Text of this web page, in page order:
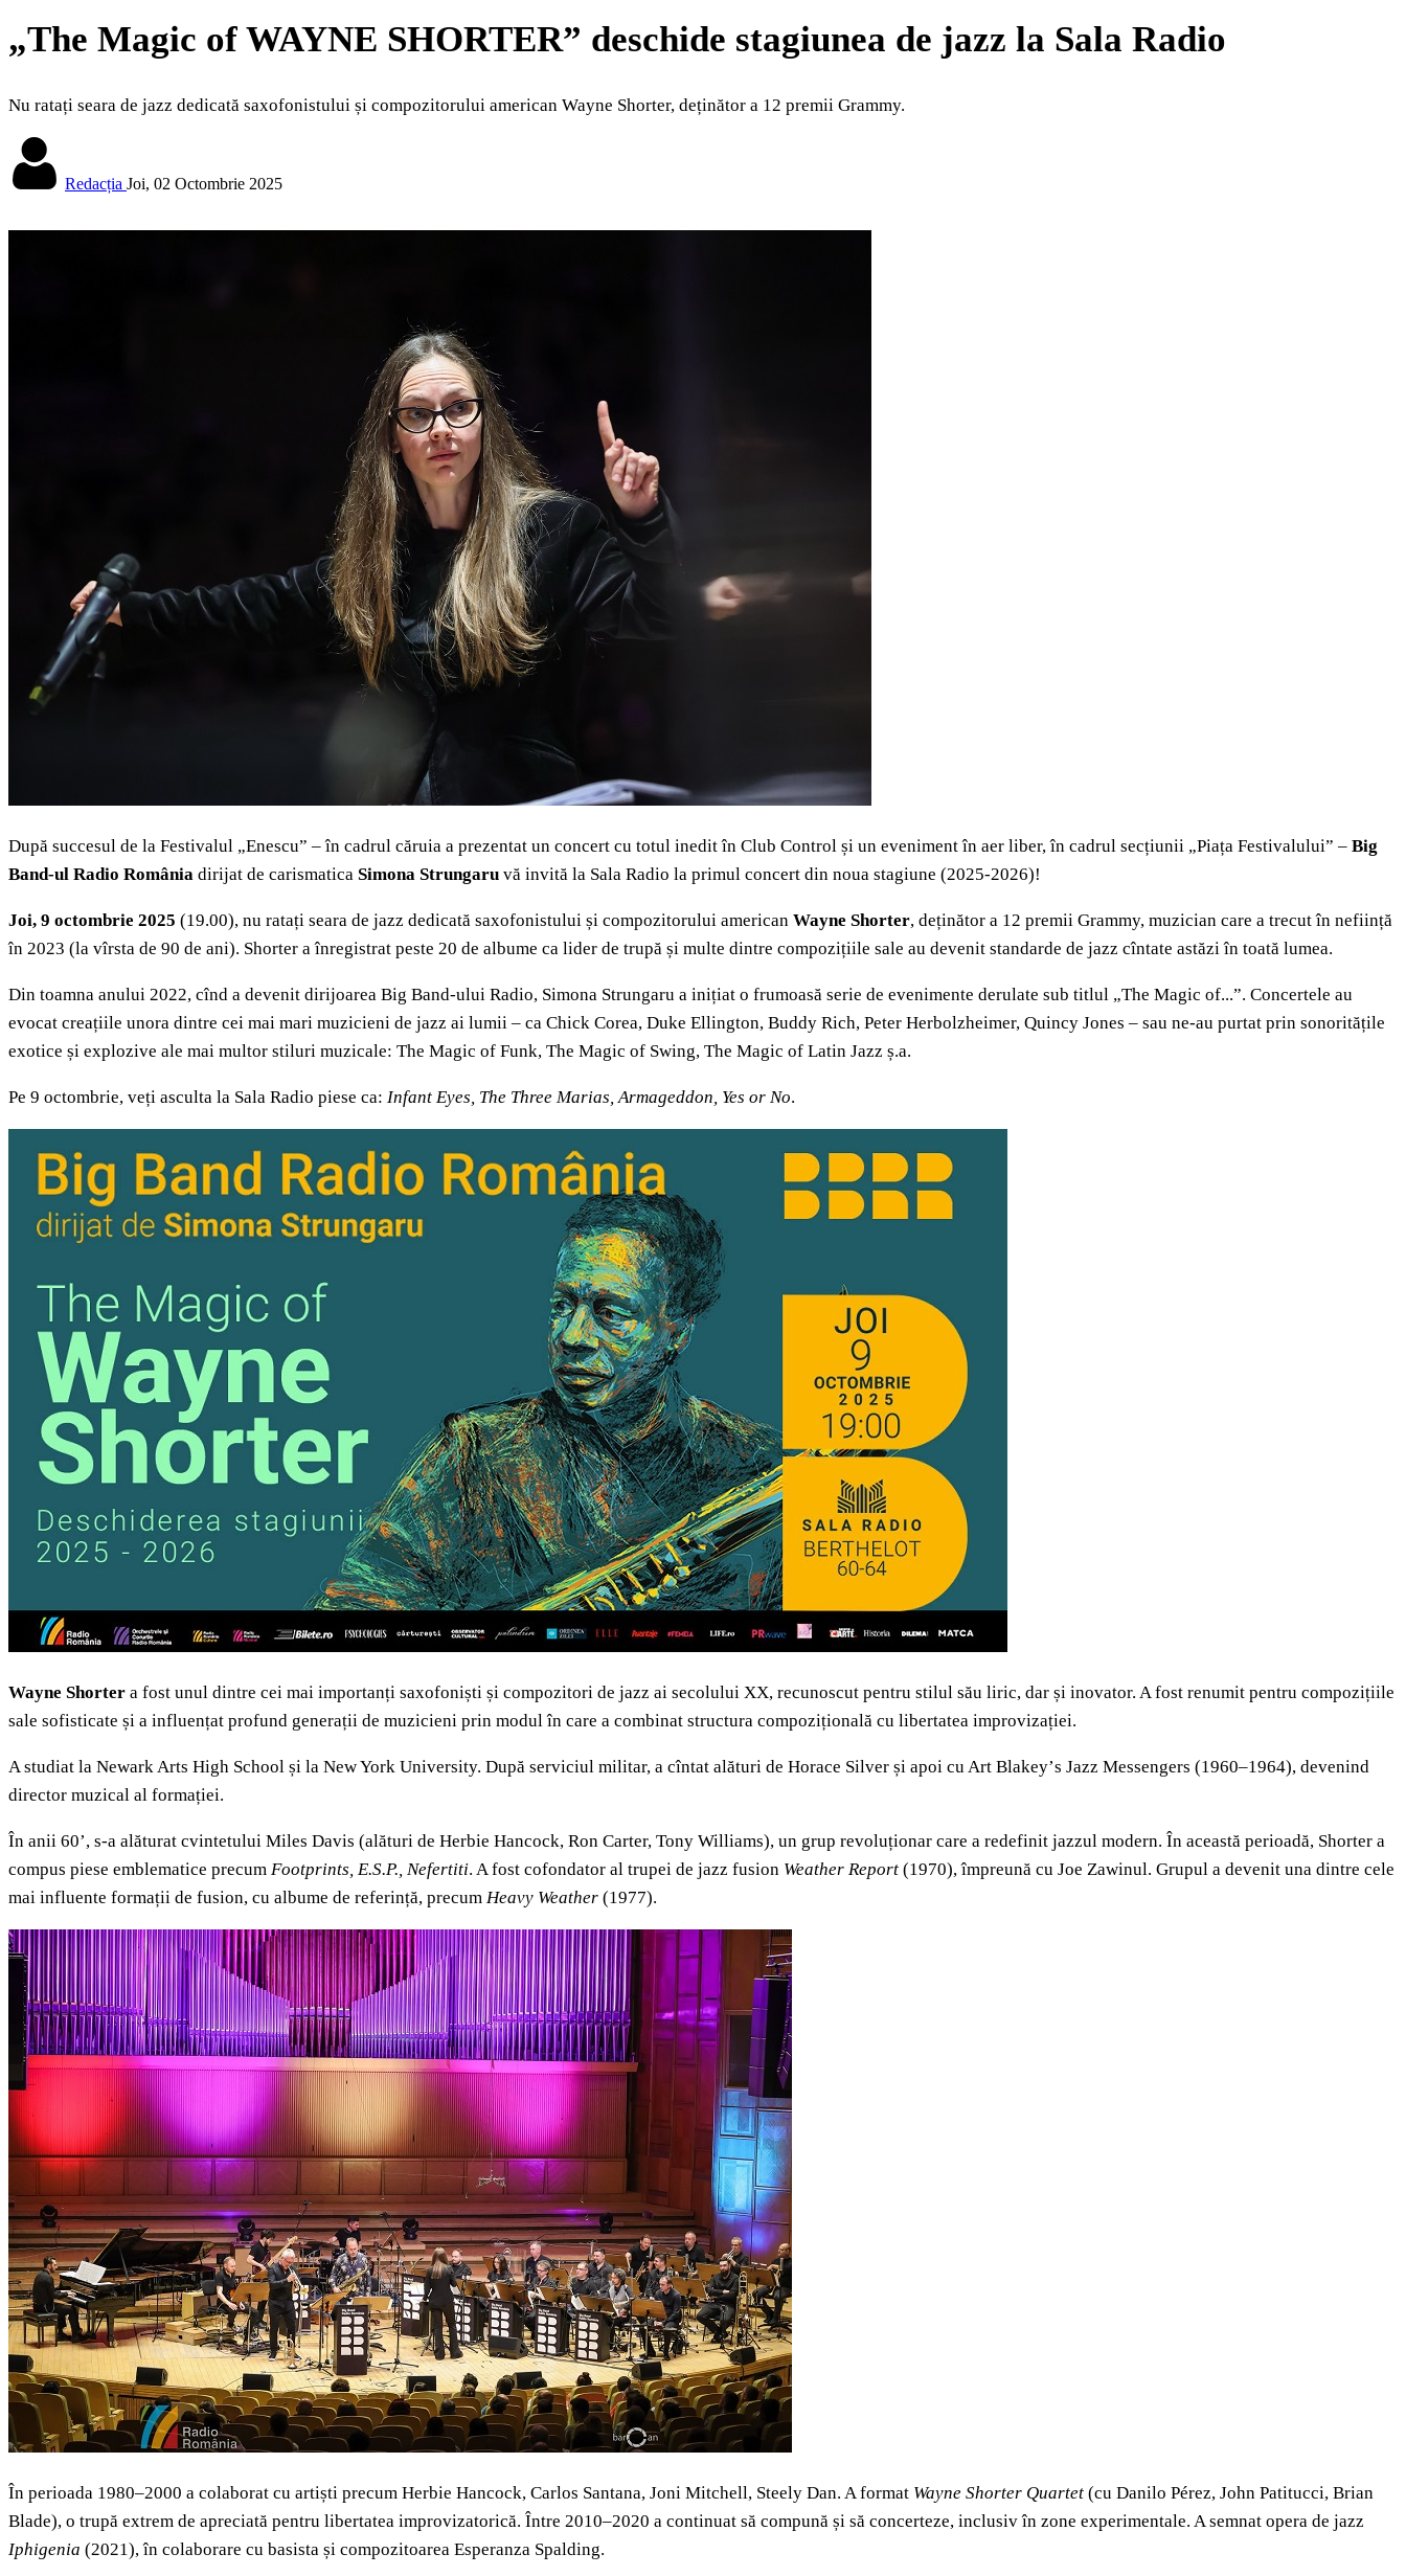
„The Magic of WAYNE SHORTER” deschide stagiunea de jazz la Sala Radio
Nu ratați seara de jazz dedicată saxofonistului și compozitorului american Wayne Shorter, deținător a 12 premii Grammy.
Redacția Joi, 02 Octombrie 2025
După succesul de la Festivalul „Enescu” – în cadrul căruia a prezentat un concert cu totul inedit în Club Control și un eveniment în aer liber, în cadrul secțiunii „Piața Festivalului” – Big
Band-ul Radio România dirijat de carismatica Simona Strungaru vă invită la Sala Radio la primul concert din noua stagiune (2025-2026)!
Joi, 9 octombrie 2025 (19.00), nu ratați seara de jazz dedicată saxofonistului și compozitorului american Wayne Shorter, deținător a 12 premii Grammy, muzician care a trecut în neființă
în 2023 (la vîrsta de 90 de ani). Shorter a înregistrat peste 20 de albume ca lider de trupă și multe dintre compozițiile sale au devenit standarde de jazz cîntate astăzi în toată lumea.
Din toamna anului 2022, cînd a devenit dirijoarea Big Band-ului Radio, Simona Strungaru a inițiat o frumoasă serie de evenimente derulate sub titlul „The Magic of...”. Concertele au
evocat creațiile unora dintre cei mai mari muzicieni de jazz ai lumii – ca Chick Corea, Duke Ellington, Buddy Rich, Peter Herbolzheimer, Quincy Jones – sau ne-au purtat prin sonoritățile
exotice și explozive ale mai multor stiluri muzicale: The Magic of Funk, The Magic of Swing, The Magic of Latin Jazz ș.a.
Pe 9 octombrie, veți asculta la Sala Radio piese ca: Infant Eyes, The Three Marias, Armageddon, Yes or No.
Wayne Shorter a fost unul dintre cei mai importanți saxofoniști și compozitori de jazz ai secolului XX, recunoscut pentru stilul său liric, dar și inovator. A fost renumit pentru compozițiile
sale sofisticate și a influențat profund generații de muzicieni prin modul în care a combinat structura compozițională cu libertatea improvizației.
A studiat la Newark Arts High School și la New York University. După serviciul militar, a cîntat alături de Horace Silver și apoi cu Art Blakey’s Jazz Messengers (1960–1964), devenind
director muzical al formației.
În anii 60’, s-a alăturat cvintetului Miles Davis (alături de Herbie Hancock, Ron Carter, Tony Williams), un grup revoluționar care a redefinit jazzul modern. În această perioadă, Shorter a
compus piese emblematice precum Footprints, E.S.P., Nefertiti. A fost cofondator al trupei de jazz fusion Weather Report (1970), împreună cu Joe Zawinul. Grupul a devenit una dintre cele
mai influente formații de fusion, cu albume de referință, precum Heavy Weather (1977).
În perioada 1980–2000 a colaborat cu artiști precum Herbie Hancock, Carlos Santana, Joni Mitchell, Steely Dan. A format Wayne Shorter Quartet (cu Danilo Pérez, John Patitucci, Brian
Blade), o trupă extrem de apreciată pentru libertatea improvizatorică. Între 2010–2020 a continuat să compună și să concerteze, inclusiv în zone experimentale. A semnat opera de jazz
Iphigenia (2021), în colaborare cu basista și compozitoarea Esperanza Spalding.